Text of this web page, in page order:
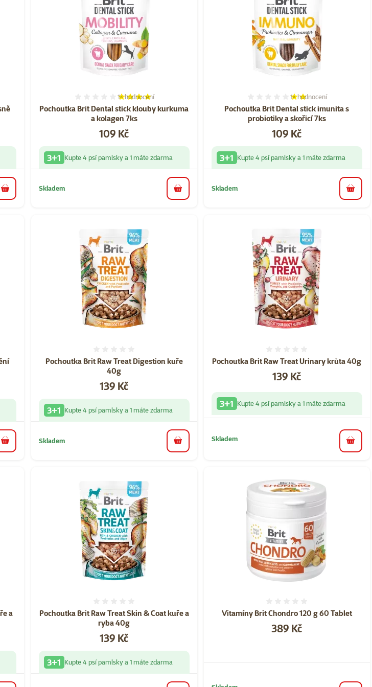
do košíku
Pochoutka Brit Dental stick klouby kurkuma
a kolagen 7ks
Hodnocení 80%, počet hodnocení: 1
1×hodnocení
Cena
109 Kč
3+1 Kupte 4 psí pamlsky a 1 máte zdarma
Skladem do košíku
Pochoutka Brit Dental stick imunita s
probiotiky a skořicí 7ks
Hodnocení 40%, počet
1×hodnocení
Cena
109 Kč
3+1 Kupte 4 psí pamlsky a 1 máte zdarma
Skladem do
hodnocení: 1
do košíku
Pochoutka Brit Raw Treat Digestion kuře
40g
Cena
139 Kč
3+1 Kupte 4 psí pamlsky a 1 máte zdarma
Skladem do košíku
Pochoutka Brit Raw Treat Urinary krůta 40g
Cena
139 Kč
3+1 Kupte 4 psí pamlsky a 1 máte zdarma
Skladem
do
a
Pochoutka Brit Raw Treat Skin & Coat kuře a
ryba 40g
Cena
139 Kč
3+1 Kupte 4 psí pamlsky a 1 máte zdarma
Vitamíny Brit Chondro 120 g 60 Tablet
Cena
389 Kč